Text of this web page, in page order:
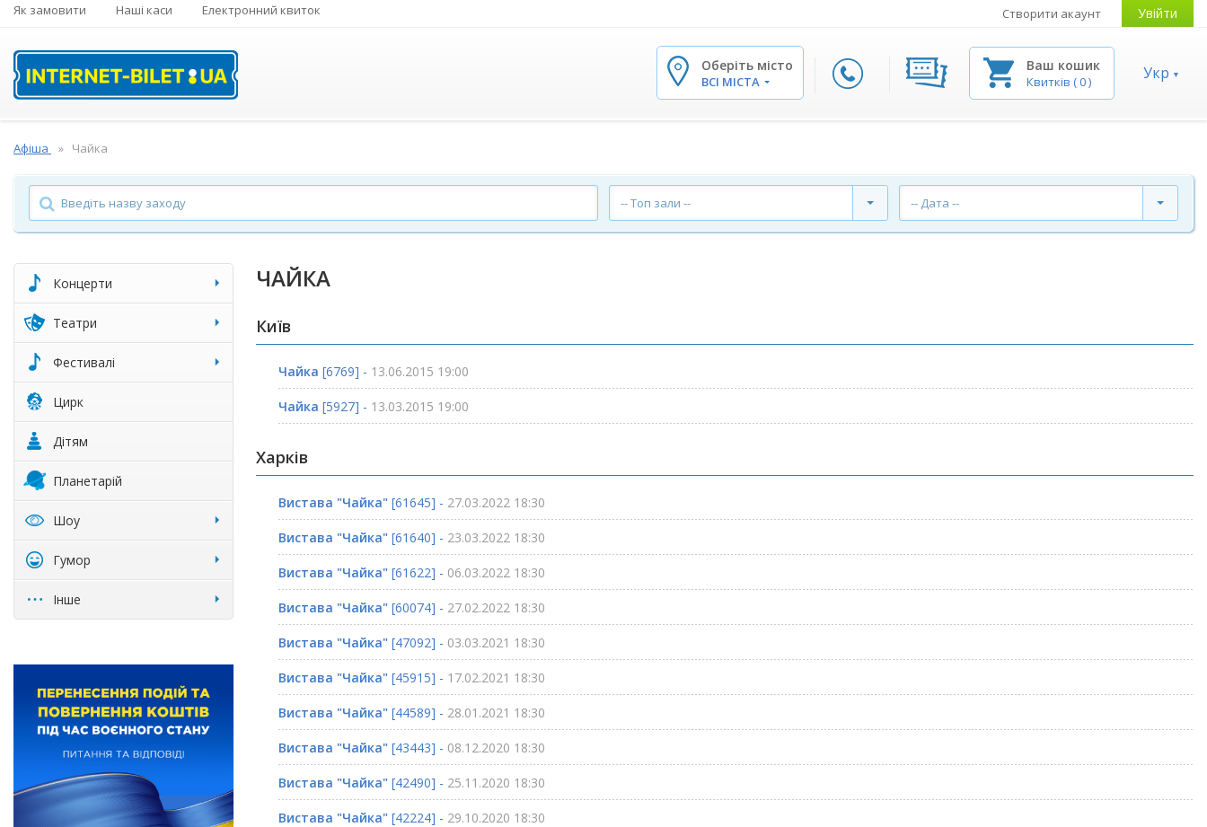
Як замовити Наші каси Електронний квиток Створити акаунт Увійти
Оберіть місто
ВСІ МІСТА
Ваш кошик
Квитків (0) Укр
Афіша Чайка
-- Топ зали -- -- Дата --
Концерти
Театри
Фестивалі
Цирк
Дітям
Планетарій
Шоу
Гумор
Інше
ЧАЙКА
Київ
Чайка [6769] - 13.06.2015 19:00
Чайка [5927] - 13.03.2015 19:00
Харків
Вистава "Чайка" [61645] - 27.03.2022 18:30
Вистава "Чайка" [61640] - 23.03.2022 18:30
Вистава "Чайка" [61622] - 06.03.2022 18:30
Вистава "Чайка" [60074] - 27.02.2022 18:30
Вистава "Чайка" [47092] - 03.03.2021 18:30
Вистава "Чайка" [45915] - 17.02.2021 18:30
Вистава "Чайка" [44589] - 28.01.2021 18:30
Вистава "Чайка" [43443] - 08.12.2020 18:30
Вистава "Чайка" [42490] - 25.11.2020 18:30
Вистава "Чайка" [42224] - 29.10.2020 18:30